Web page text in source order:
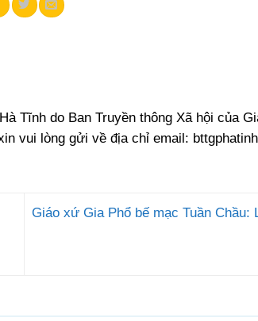
Tĩnh do Ban Truyền thông Xã hội của
vui lòng gửi về địa chỉ email:
Giáo xứ Gia Phổ bế mạc Tuần Chầu: